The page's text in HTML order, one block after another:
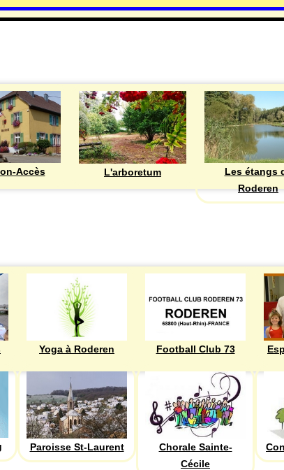
Accès L'arboretum
Les étangs
Roderen
Yoga à Roderen Football Club 73
Paroisse St-Laurent
Chorale Sainte-
Cécile